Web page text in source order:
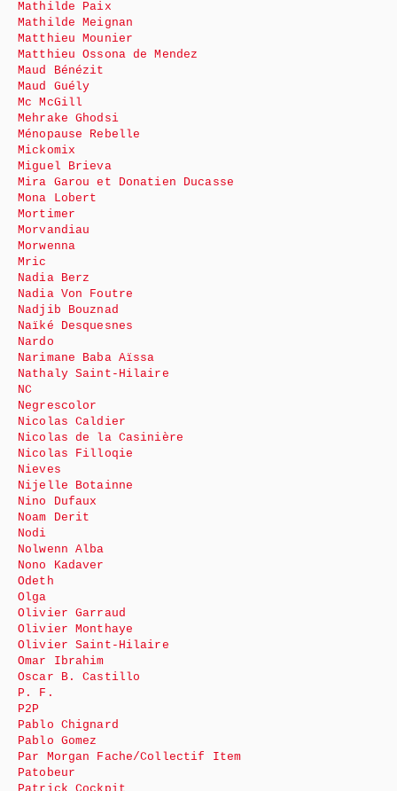
Mathilde Paix
Mathilde Meignan
Matthieu Mounier
Matthieu Ossona de Mendez
Maud Bénézit
Maud Guély
Mc McGill
Mehrake Ghodsi
Ménopause Rebelle
Mickomix
Miguel Brieva
Mira Garou et Donatien Ducasse
Mona Lobert
Mortimer
Morvandiau
Morwenna
Mric
Nadia Berz
Nadia Von Foutre
Nadjib Bouznad
Naïké Desquesnes
Nardo
Narimane Baba Aïssa
Nathaly Saint-Hilaire
NC
Negrescolor
Nicolas Caldier
Nicolas de la Casinière
Nicolas Filloqie
Nieves
Nijelle Botainne
Nino Dufaux
Noam Derit
Nodi
Nolwenn Alba
Nono Kadaver
Odeth
Olga
Olivier Garraud
Olivier Monthaye
Olivier Saint-Hilaire
Omar Ibrahim
Oscar B. Castillo
P. F.
P2P
Pablo Chignard
Pablo Gomez
Par Morgan Fache/Collectif Item
Patobeur